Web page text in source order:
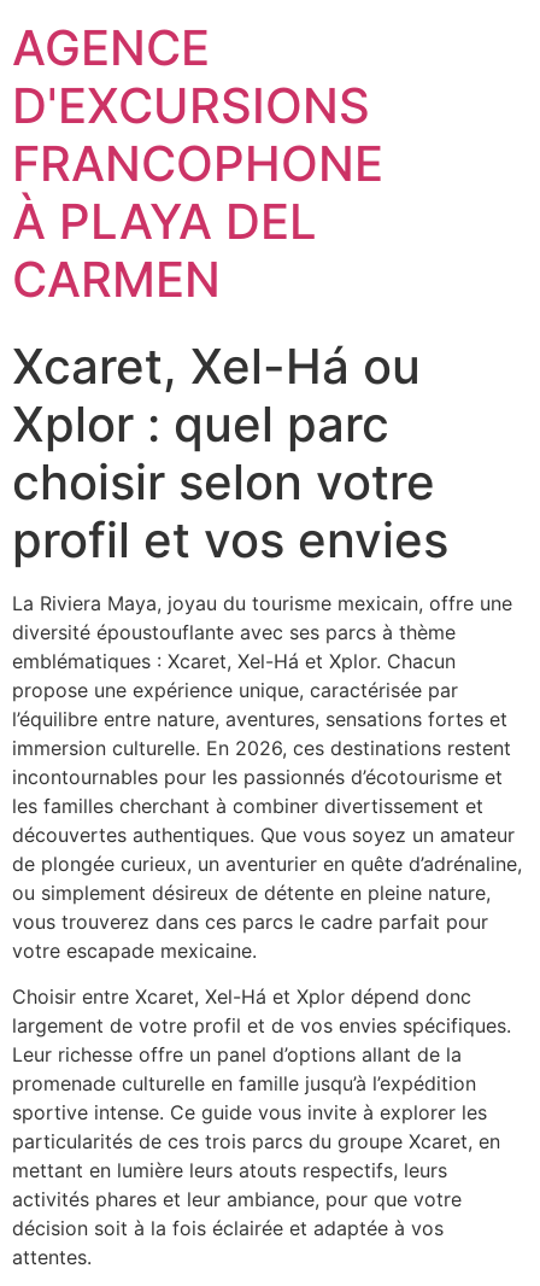
AGENCE
D'EXCURSIONS
FRANCOPHONE
À PLAYA DEL
CARMEN
Xcaret, Xel-Há ou
Xplor : quel parc
choisir selon votre
profil et vos envies
La Riviera Maya, joyau du tourisme mexicain, offre une
diversité époustouflante avec ses parcs à thème
emblématiques : Xcaret, Xel-Há et Xplor. Chacun
propose une expérience unique, caractérisée par
l’équilibre entre nature, aventures, sensations fortes et
immersion culturelle. En 2026, ces destinations restent
incontournables pour les passionnés d’écotourisme et
les familles cherchant à combiner divertissement et
découvertes authentiques. Que vous soyez un amateur
de plongée curieux, un aventurier en quête d’adrénaline,
ou simplement désireux de détente en pleine nature,
vous trouverez dans ces parcs le cadre parfait pour
votre escapade mexicaine.
Choisir entre Xcaret, Xel-Há et Xplor dépend donc
largement de votre profil et de vos envies spécifiques.
Leur richesse offre un panel d’options allant de la
promenade culturelle en famille jusqu’à l’expédition
sportive intense. Ce guide vous invite à explorer les
particularités de ces trois parcs du groupe Xcaret, en
mettant en lumière leurs atouts respectifs, leurs
activités phares et leur ambiance, pour que votre
décision soit à la fois éclairée et adaptée à vos
attentes.